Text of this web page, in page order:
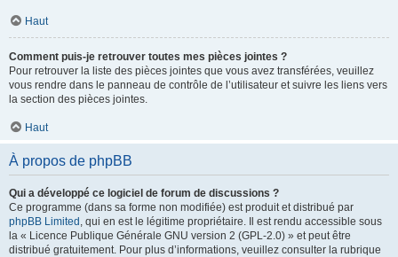
Haut
Comment puis-je retrouver toutes mes pièces jointes ?
Pour retrouver la liste des pièces jointes que vous avez transférées, veuillez
vous rendre dans le panneau de contrôle de l’utilisateur et suivre les liens vers
la section des pièces jointes.
Haut
À propos de phpBB
Qui a développé ce logiciel de forum de discussions ?
Ce programme (dans sa forme non modifiée) est produit et distribué par
phpBB Limited , qui en est le légitime propriétaire. Il est rendu accessible sous
la « Licence Publique Générale GNU version 2 (GPL-2.0) » et peut être
distribué gratuitement. Pour plus d’informations, veuillez consulter la rubrique